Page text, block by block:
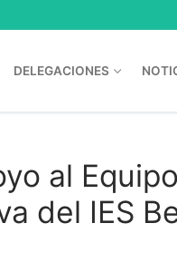
DELEGACIONES
al
del IES